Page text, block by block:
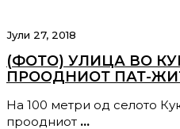
Јули 27, 2018
(ФОТО) УЛИЦА ВО
ПРООДНИОТ ПАТ-
На 100 метри од селото
проодниот …